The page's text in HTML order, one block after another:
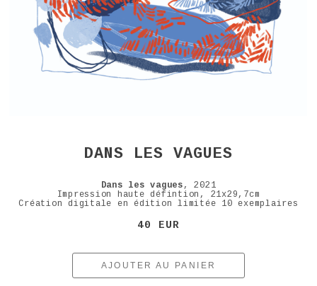
DANS LES VAGUES
Dans les vagues , 2021
Impression haute défintion, 21x29,7cm
Création digitale en édition limitée 10 exemplaires
40 EUR
AJOUTER AU PANIER